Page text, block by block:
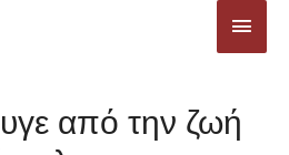
από την ζωή